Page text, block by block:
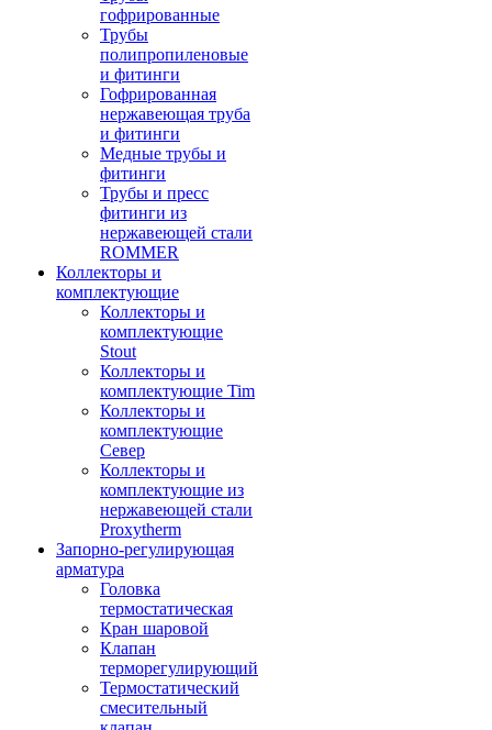
гофрированные
Трубы
полипропиленовые
и фитинги
Гофрированная
нержавеющая труба
и фитинги
Медные трубы и
фитинги
Трубы и пресс
фитинги из
нержавеющей стали
ROMMER
Коллекторы и
комплектующие
Коллекторы и
комплектующие
Stout
Коллекторы и
комплектующие Tim
Коллекторы и
комплектующие
Север
Коллекторы и
комплектующие из
нержавеющей стали
Proxytherm
Запорно-регулирующая
арматура
Головка
термостатическая
Кран шаровой
Клапан
терморегулирующий
Термостатический
смесительный